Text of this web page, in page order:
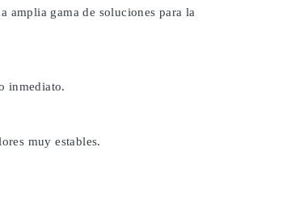
amplia gama de soluciones para la
inmediato.
muy estables.